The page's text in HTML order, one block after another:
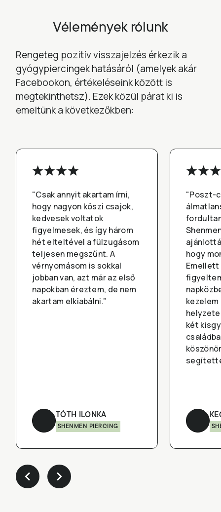
Vélemények rólunk
Rengeteg pozitív visszajelzés érkezik a
gyógypiercingek hatásáról (amelyek akár
Facebookon, értékeléseink között is
megtekinthetsz). Ezek közül párat ki is
emeltünk a következőkben:
"Csak annyit akartam írni,
hogy nagyon köszi csajok,
kedvesek voltatok
figyelmesek, és így három
hét elteltével a fülzugásom
teljesen megszűnt. A
vérnyomásom is sokkal
jobban van, azt már az első
napokban éreztem, de nem
akartam elkiabálni.”
TÓTH ILONKA
SHENMEN PIERCING
"Poszt-
hogy
Emellett
két